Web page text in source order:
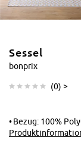
Sessel
bonprix
(0) >
Bezug: 100%